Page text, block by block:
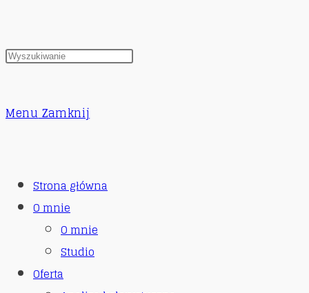
Menu Zamknij
Strona główna
O mnie
O mnie
Studio
Oferta